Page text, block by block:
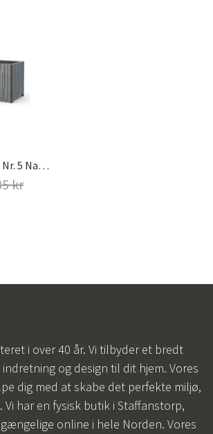
Søjleplantepotte Nr. 5 Naturlig
kr
i over 40 år. Vi tilbyder et bredt
og design til dit hjem. Vores
dig med at skabe det perfekte miljø,
Vi har en fysisk butik i Staffanstorp,
online i hele Norden. Vores